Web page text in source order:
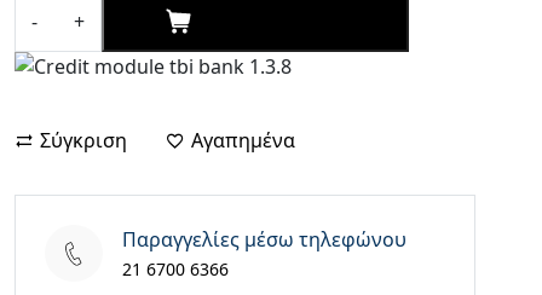
-
HOCO
Y36,
CALL
ποσότητα
+
Σύγκριση Αγαπημένα
Παραγγελίες μέσω τηλεφώνου
21 6700 6366